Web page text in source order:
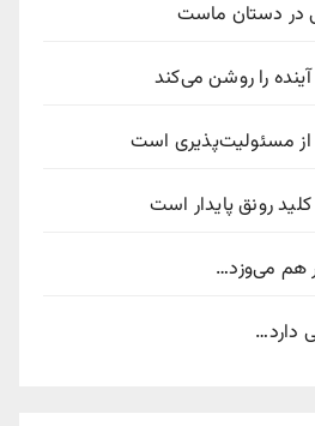
در دستان ماست
را روشن می‌کند
مسئولیت‌پذیری است
رونق پایدار است
هم می‌وزد…
دارد…